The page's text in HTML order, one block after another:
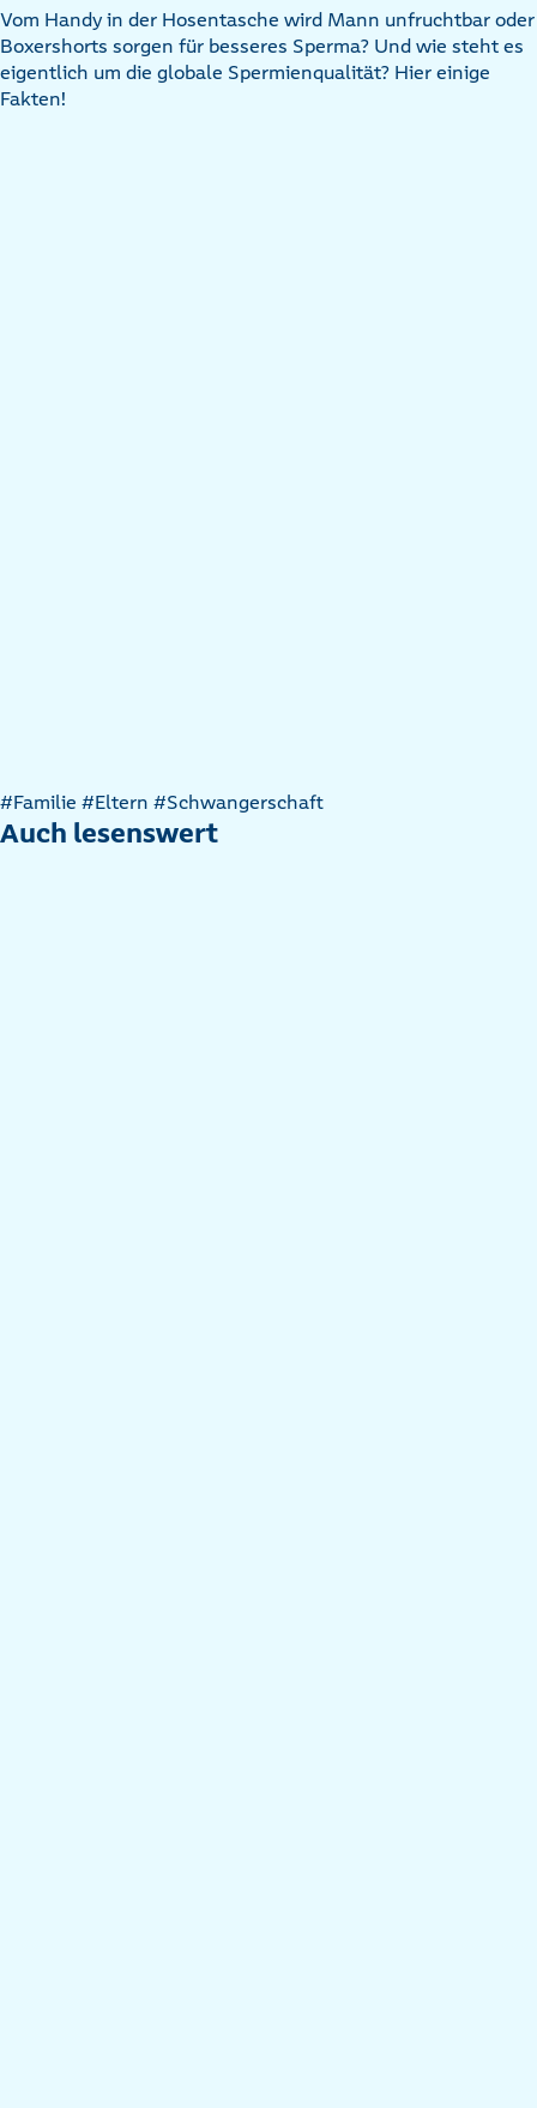
Vom Handy in der Hosentasche wird Mann unfruchtbar oder
Boxershorts sorgen für besseres Sperma? Und wie steht es
eigentlich um die globale Spermienqualität? Hier einige
Fakten!
Artikel
nach
#Familie #Eltern #Schwangerschaft
Auch lesenswert